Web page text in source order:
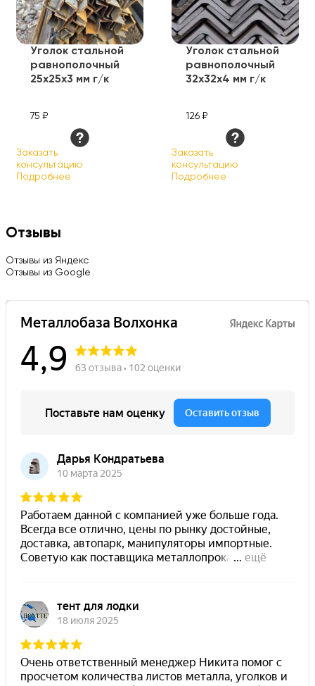
Уголок стальной
равнополочный
25х25х3 мм г/к
75 ₽
Заказать
консультацию
Подробнее
Уголок стальной
равнополочный
32х32х4 мм г/к
126 ₽
Заказать
консультацию
Подробнее
Отзывы
Отзывы из Яндекс
Отзывы из Google